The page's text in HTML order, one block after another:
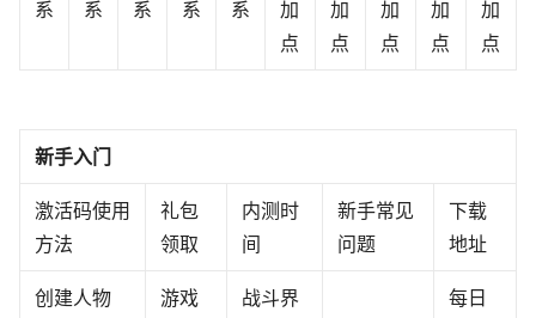
系
系
系
系
系‍‍‍
加
点
加
点
加
点
加
点
加
点‍
新手入门
激活码使用
方法
礼包
领取
内测时
间
新手常见
问题
下载
地址‍
创建人物
游戏
战斗界
每日